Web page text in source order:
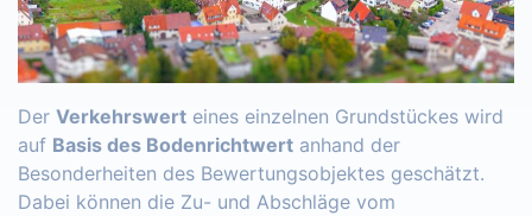
Der Verkehrswert eines einzelnen Grundstückes wird
auf Basis des Bodenrichtwert anhand der
Besonderheiten des Bewertungsobjektes geschätzt.
Dabei können die Zu- und Abschläge vom